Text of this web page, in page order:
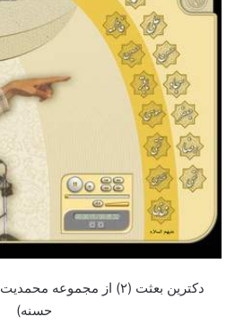
دکترین بعثت (۲) از
حسنه)